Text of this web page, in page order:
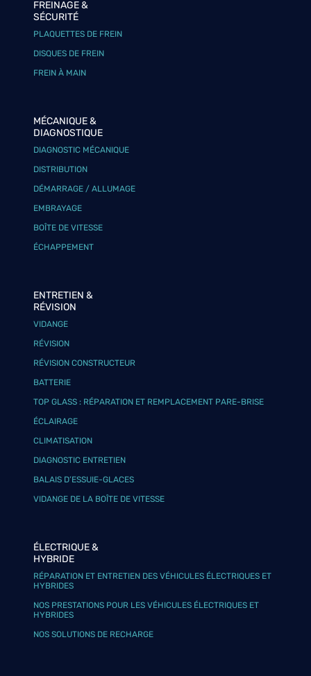
FREINAGE &
SÉCURITÉ
PLAQUETTES DE FREIN
DISQUES DE FREIN
FREIN À MAIN
MÉCANIQUE &
DIAGNOSTIQUE
DIAGNOSTIC MÉCANIQUE
DISTRIBUTION
DÉMARRAGE / ALLUMAGE
EMBRAYAGE
BOÎTE DE VITESSE
ÉCHAPPEMENT
ENTRETIEN &
RÉVISION
VIDANGE
RÉVISION
RÉVISION CONSTRUCTEUR
BATTERIE
TOP GLASS : RÉPARATION ET REMPLACEMENT PARE-BRISE
ÉCLAIRAGE
CLIMATISATION
DIAGNOSTIC ENTRETIEN
BALAIS D’ESSUIE-GLACES
VIDANGE DE LA BOÎTE DE VITESSE
ÉLECTRIQUE &
HYBRIDE
RÉPARATION ET ENTRETIEN DES VÉHICULES ÉLECTRIQUES ET
HYBRIDES
NOS PRESTATIONS POUR LES VÉHICULES ÉLECTRIQUES ET
HYBRIDES
NOS SOLUTIONS DE RECHARGE